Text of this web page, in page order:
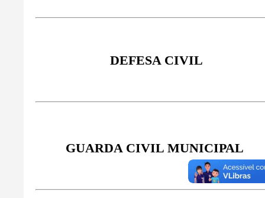
DEFESA CIVIL
GUARDA CIVIL MUNICIPAL